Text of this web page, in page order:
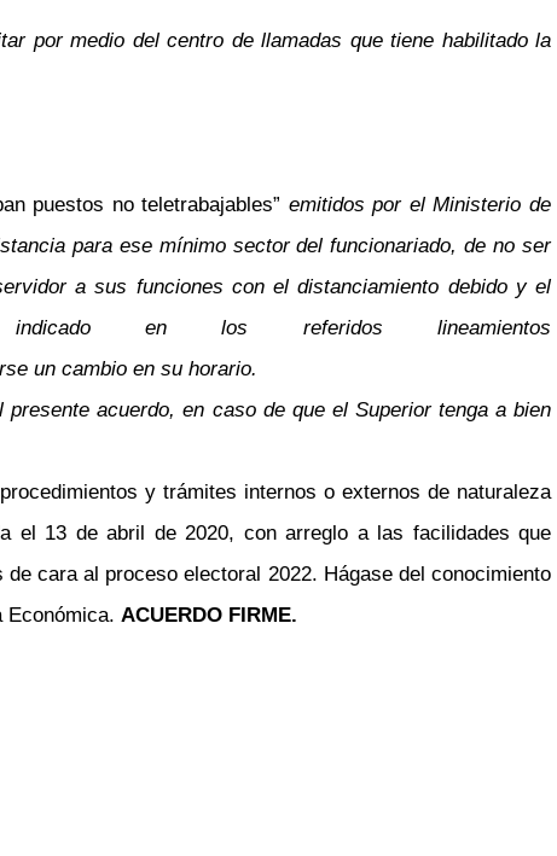
por medio del centro de llamadas que tiene habilitado la
puestos no teletrabajables” emitidos por el Ministerio de
para ese mínimo sector del funcionariado, de no ser
a sus funciones con el distanciamiento debido y el
en los referidos lineamientos
un cambio en su horario.
acuerdo, en caso de que el Superior tenga a bien
y trámites internos o externos de naturaleza
el 13 de abril de 2020, con arreglo a las facilidades que
cara al proceso electoral 2022. Hágase del conocimiento
ACUERDO FIRME.